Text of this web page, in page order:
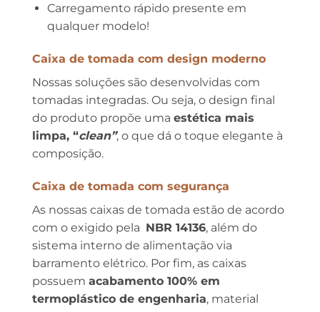
Carregamento rápido presente em
qualquer modelo!
Caixa de tomada com design moderno
Nossas soluções são desenvolvidas com
tomadas integradas. Ou seja, o design final
do produto propõe uma estética mais
limpa, “clean”, o que dá o toque elegante à
composição.
Caixa de tomada com segurança
As nossas caixas de tomada estão de acordo
com o exigido pela NBR 14136, além do
sistema interno de alimentação via
barramento elétrico. Por fim, as caixas
possuem acabamento 100% em
termoplástico de engenharia, material